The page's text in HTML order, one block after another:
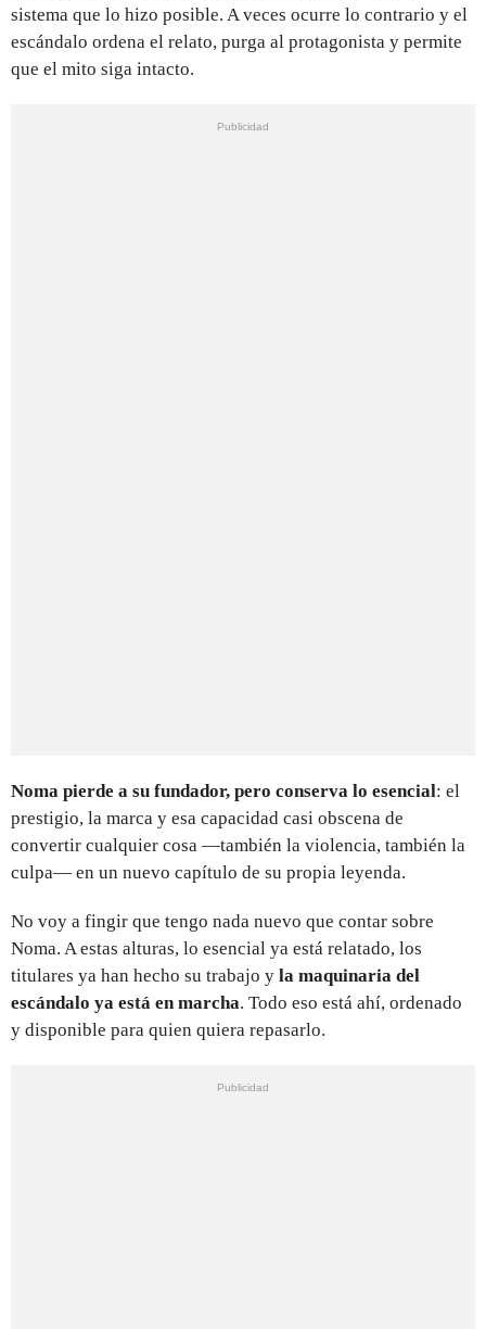
sistema que lo hizo posible. A veces ocurre lo contrario y el
escándalo ordena el relato, purga al protagonista y permite
que el mito siga intacto.
Noma pierde a su fundador, pero conserva lo esencial: el
prestigio, la marca y esa capacidad casi obscena de
convertir cualquier cosa —también la violencia, también la
culpa— en un nuevo capítulo de su propia leyenda.
No voy a fingir que tengo nada nuevo que contar sobre
Noma. A estas alturas, lo esencial ya está relatado, los
titulares ya han hecho su trabajo y la maquinaria del
escándalo ya está en marcha. Todo eso está ahí, ordenado
y disponible para quien quiera repasarlo.